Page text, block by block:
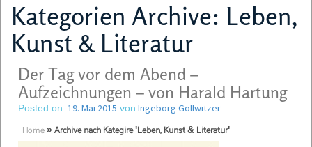
Kategorien Archive: Leben,
Kunst & Literatur
Der Tag vor dem Abend –
Aufzeichnungen – von Harald Hartung
Posted on 19. Mai 2015 von Ingeborg Gollwitzer
Home » Archive nach Kategire 'Leben, Kunst & Literatur'